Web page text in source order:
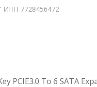
ИНН 7728456472
PCIE3.0 To 6 SATA